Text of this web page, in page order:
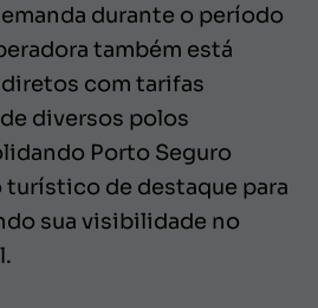
durante o período
também está
com tarifas
diversos polos
Porto Seguro
de destaque para
sua visibilidade no